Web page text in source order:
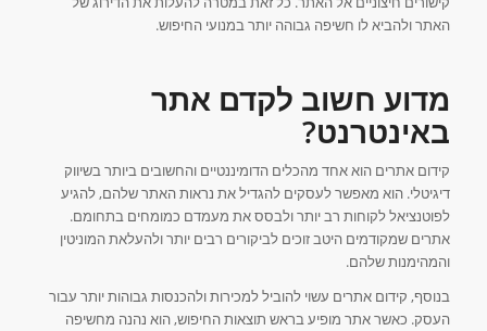
האתר ולהביא לו חשיפה גבוהה יותר במנועי החיפוש.
מדוע חשוב לקדם אתר
באינטרנט?
קידום אתרים הוא אחד מהכלים הדומיננטיים והחשובים ביותר בשיווק
דיגיטלי. הוא מאפשר לעסקים להגדיל את נראות האתר שלהם, להגיע
לפוטנציאל לקוחות רב יותר ולבסס את מעמדם כמומחים בתחומם.
אתרים שמקודמים היטב זוכים לביקורים רבים יותר ולהעלאת המוניטין
והמהימנות שלהם.
בנוסף, קידום אתרים עשוי להוביל למכירות ולהכנסות גבוהות יותר עבור
העסק. כאשר אתר מופיע בראש תוצאות החיפוש, הוא נהנה מחשיפה